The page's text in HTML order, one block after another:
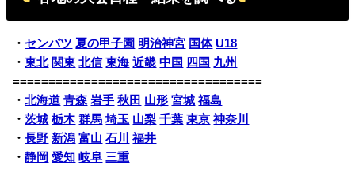
・ センバツ 夏の甲子園 明治神宮 国体 U18
・東北 関東 北信 東海 近畿 中国 四国 九州
===================================
・北海道 青森 岩手 秋田 山形 宮城 福島
・茨城 栃木 群馬 埼玉 山梨 千葉 東京 神奈川
・長野 新潟 富山 石川
福井
・静岡 愛知 岐阜 三重